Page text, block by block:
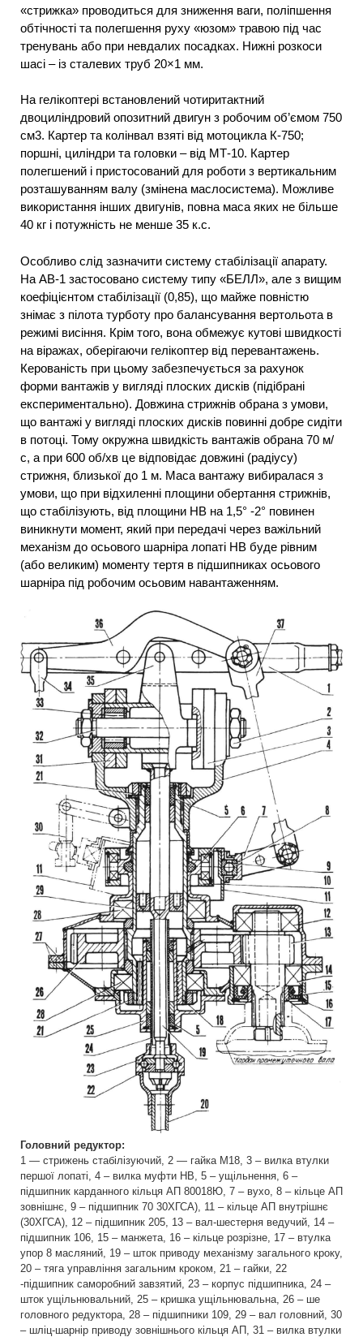
«стрижка» проводиться для зниження ваги, поліпшення
обтічності та полегшення руху «юзом» травою під час
тренувань або при невдалих посадках. Нижні розкоси
шасі – із сталевих труб 20×1 мм.
На гелікоптері встановлений чотиритактний
двоциліндровий опозитний двигун з робочим об’ємом 750
см3. Картер та колінвал взяті від мотоцикла К-750;
поршні, циліндри та головки – від МТ-10. Картер
полегшений і пристосований для роботи з вертикальним
розташуванням валу (змінена маслосистема). Можливе
використання інших двигунів, повна маса яких не більше
40 кг і потужність не менше 35 к.с.
Особливо слід зазначити систему стабілізації апарату.
На АВ-1 застосовано систему типу «БЕЛЛ», але з вищим
коефіцієнтом стабілізації (0,85), що майже повністю
знімає з пілота турботу про балансування вертольота в
режимі висіння. Крім того, вона обмежує кутові швидкості
на віражах, оберігаючи гелікоптер від перевантажень.
Керованість при цьому забезпечується за рахунок
форми вантажів у вигляді плоских дисків (підібрані
експериментально). Довжина стрижнів обрана з умови,
що вантажі у вигляді плоских дисків повинні добре сидіти
в потоці. Тому окружна швидкість вантажів обрана 70 м/
с, а при 600 об/хв це відповідає довжині (радіусу)
стрижня, близької до 1 м. Маса вантажу вибиралася з
умови, що при відхиленні площини обертання стрижнів,
що стабілізують, від площини НВ на 1,5° -2° повинен
виникнути момент, який при передачі через важільний
механізм до осьового шарніра лопаті НВ буде рівним
(або великим) моменту тертя в підшипниках осьового
шарніра під робочим осьовим навантаженням.
Головний редуктор:
1 — стрижень стабілізуючий, 2 — гайка М18, 3 – вилка втулки
першої лопаті, 4 – вилка муфти НВ, 5 – ущільнення, 6 –
підшипник карданного кільця АП 80018Ю, 7 – вухо, 8 – кільце АП
зовнішнє, 9 – підшипник 70 30ХГСА), 11 – кільце АП внутрішнє
(30ХГСА), 12 – підшипник 205, 13 – вал-шестерня ведучий, 14 –
підшипник 106, 15 – манжета, 16 – кільце розрізне, 17 – втулка
упор 8 масляний, 19 – шток приводу механізму загального кроку,
20 – тяга управління загальним кроком, 21 – гайки, 22
-підшипник саморобний завзятий, 23 – корпус підшипника, 24 –
шток ущільнювальний, 25 – кришка ущільнювальна, 26 – ше
головного редуктора, 28 – підшипники 109, 29 – вал головний, 30
– шліц-шарнір приводу зовнішнього кільця АП, 31 – вилка втулки